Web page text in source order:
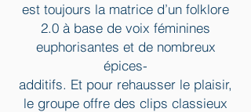
est toujours la matrice d’un folklore
2.0 à base de voix féminines
euphorisantes et de nombreux
épices-
additifs. Et pour rehausser le plaisir,
le groupe offre des clips classieux